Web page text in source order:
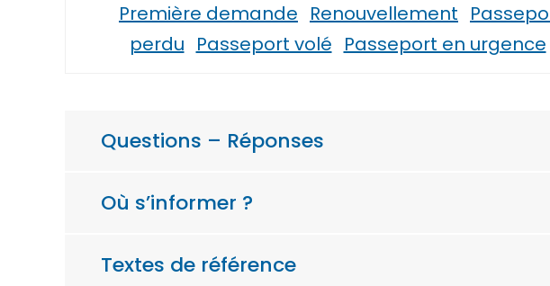
Première demande Renouvellement
perdu Passeport volé Passeport en urgence
Questions – Réponses
Où s’informer ?
Textes de référence